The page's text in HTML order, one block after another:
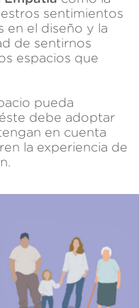
sentimientos
en el diseño y la
de sentirnos
espacios que
pueda
debe adoptar
en cuenta
la experiencia de
del servicio. Permiten
del usuario para
y para ofrecer una
recomendados.
información
personales del usuario
de sus hábitos de
conocer los hábitos
publicidad
del usuario.